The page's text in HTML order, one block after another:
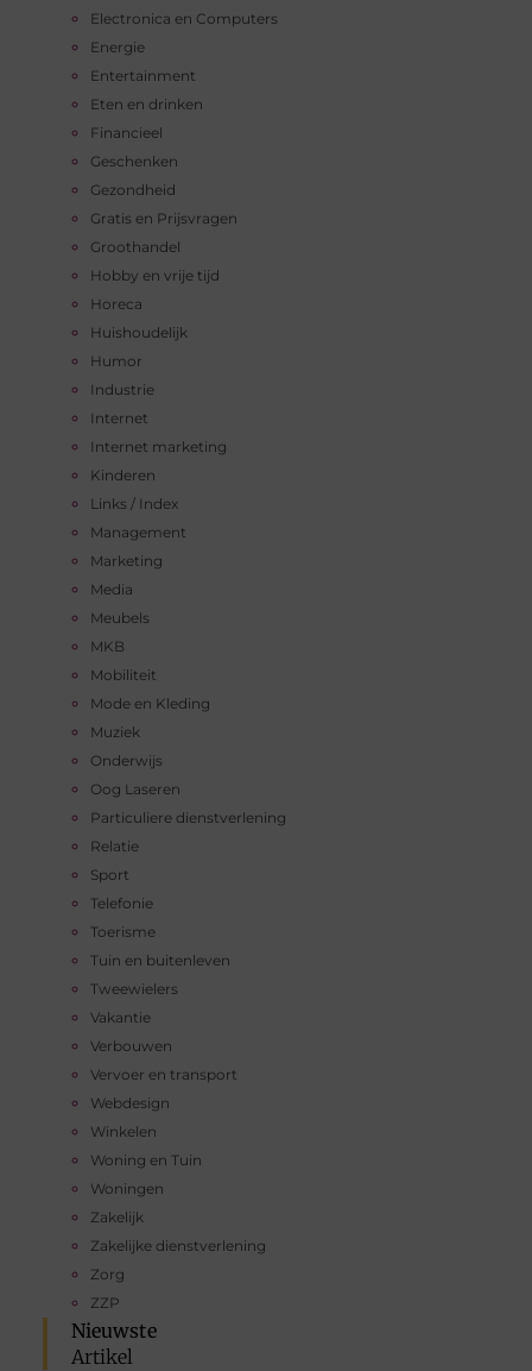
Electronica en Computers
Energie
Entertainment
Eten en drinken
Financieel
Geschenken
Gezondheid
Gratis en Prijsvragen
Groothandel
Hobby en vrije tijd
Horeca
Huishoudelijk
Humor
Industrie
Internet
Internet marketing
Kinderen
Links / Index
Management
Marketing
Media
Meubels
MKB
Mobiliteit
Mode en Kleding
Muziek
Onderwijs
Oog Laseren
Particuliere dienstverlening
Relatie
Sport
Telefonie
Toerisme
Tuin en buitenleven
Tweewielers
Vakantie
Verbouwen
Vervoer en transport
Webdesign
Winkelen
Woning en Tuin
Woningen
Zakelijk
Zakelijke dienstverlening
Zorg
ZZP
Nieuwste
Artikel